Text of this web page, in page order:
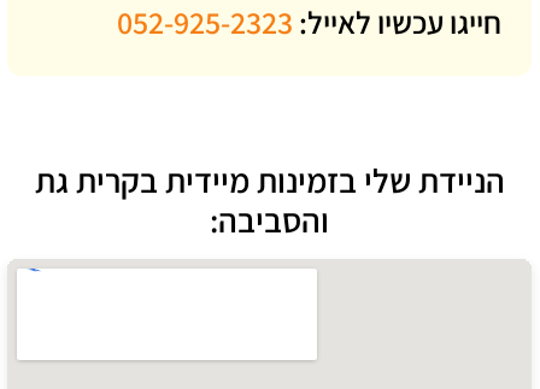
חייגו עכשיו לאייל: 052-925-2323
הניידת שלי בזמינות מיידית בקרית גת
והסביבה: